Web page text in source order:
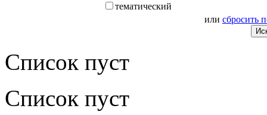
тематический
или сбросить
Список пуст
Список пуст